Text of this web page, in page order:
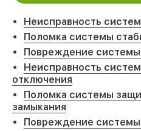
Неисправность
Поломка системы
Повреждение
Неисправность
отключения
Поломка системы
замыкания
Повреждение